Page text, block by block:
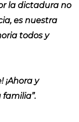
la dictadura no
es nuestra
todos y
¡Ahora y